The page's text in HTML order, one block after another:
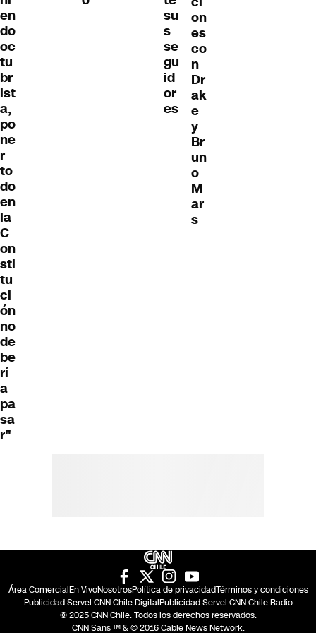
en
do
oc
tu
br
ist
a,
po
ne
r
to
do
en
la
C
on
sti
tu
ci
ón
no
de
be
rí
a
pa
sa
r"
su
s
se
gu
id
or
es
on
es
co
n
Dr
ak
e
y
Br
un
o
M
ar
s
Área ComercialEn VivoNosotrosPolítica de privacidadTérminos y condiciones
Publicidad Servel CNN Chile DigitalPublicidad Servel CNN Chile Radio
© 2025 CNN Chile. Todos los derechos reservados.
CNN Sans ™ & © 2016 Cable News Network.